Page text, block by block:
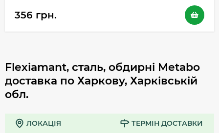
356 грн.
Flexiamant, сталь, обдирні Metabo
доставка по Харкову, Харківській
обл.
ЛОКАЦІЯ ТЕРМІН ДОСТАВКИ